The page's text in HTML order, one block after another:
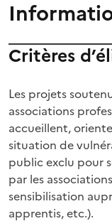
Critères
Les projets
associations
accueillent,
situation de
public exclu pour
par les
sensibilisation
apprentis, etc.).